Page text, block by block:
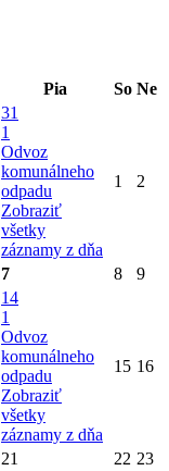
Pia So Ne
31
1
Odvoz
komunálneho
odpadu
Zobraziť
všetky
záznamy z dňa
1 2
7 8 9
14
1
Odvoz
komunálneho
odpadu
Zobraziť
všetky
záznamy z dňa
15 16
21 22 23